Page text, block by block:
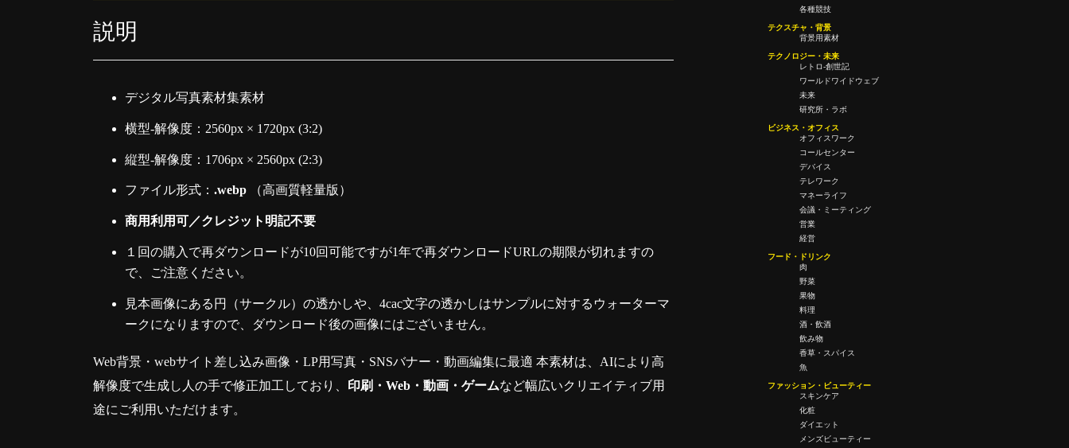
説明
デジタル写真素材集素材
横型-解像度：2560px × 1720px (3:2)
縦型-解像度：1706px × 2560px (2:3)
ファイル形式： .webp （高画質軽量版）
商用利用可／クレジット明記不要
１回の購入で再ダウンロードが10回可能ですが1年で再ダウンロードURLの期限が切れますの
で、ご注意ください。
見本画像にある円（サークル）の透かしや、4cac文字の透かしはサンプルに対するウォーターマ
ークになりますので、ダウンロード後の画像にはございません。
Web背景・webサイト差し込み画像・LP用写真・SNSバナー・動画編集に最適 本素材は、AIにより高
解像度で生成し人の手で修正加工しており、 印刷・Web・動画・ゲームなど幅広いクリエイティブ用
途にご利用いただけます。
各種競技
テクスチャ・背景
背景用素材
テクノロジー・未来
レトロ-創世記
ワールドワイドウェブ
未来
研究所・ラボ
ビジネス・オフィス
オフィスワーク
コールセンター
デバイス
テレワーク
マネーライフ
会議・ミーティング
営業
経営
フード・ドリンク
肉
野菜
果物
料理
酒・飲酒
飲み物
香草・スパイス
魚
ファッション・ビューティー
スキンケア
化粧
ダイエット
メンズビューティー